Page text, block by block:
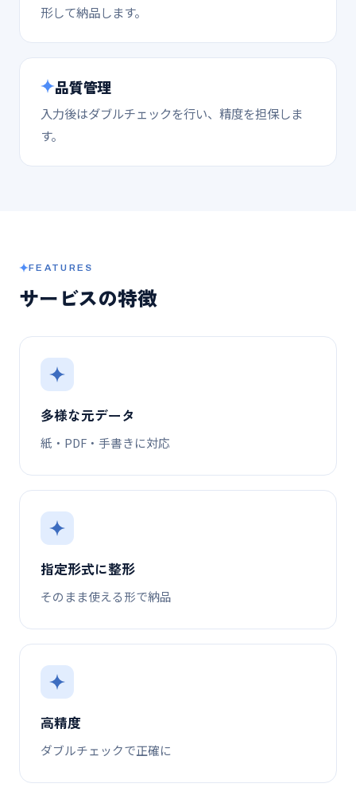
形して納品します。
品質管理
入力後はダブルチェックを行い、精度を担保しま
す。
FEATURES
サービスの特徴
多様な元データ
紙・PDF・手書きに対応
指定形式に整形
そのまま使える形で納品
高精度
ダブルチェックで正確に